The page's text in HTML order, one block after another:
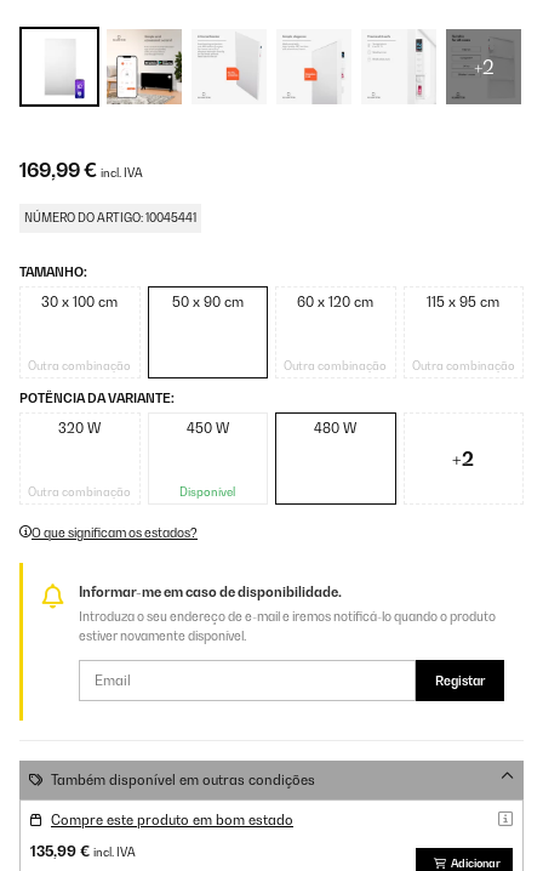
+2
169,99 € incl. IVA
NÚMERO DO ARTIGO: 10045441
TAMANHO:
30 x 100 cm
Outra combinação
50 x 90 cm 60 x 120 cm
Outra combinação
115 x 95 cm
Outra combinação
POTÊNCIA DA VARIANTE:
320 W
Outra combinação
450 W
Disponível
480 W
+2
O que significam os estados?
Informar-me em caso de disponibilidade.
Introduza o seu endereço de e-mail e iremos notificá-lo quando o produto
estiver novamente disponível.
Registar
Também disponível em outras condições
Compre este produto em bom estado
135,99 € incl. IVA
Adicionar